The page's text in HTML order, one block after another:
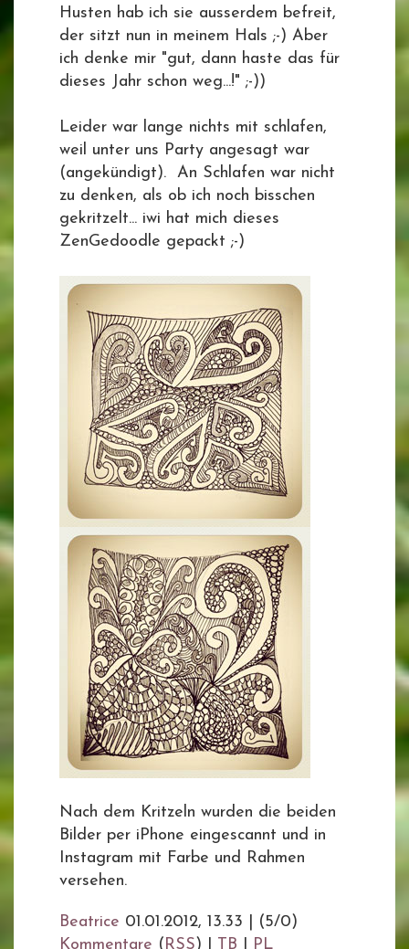
Husten hab ich sie ausserdem befreit,
der sitzt nun in meinem Hals ;-) Aber
ich denke mir "gut, dann haste das für
dieses Jahr schon weg...!" ;-))
Leider war lange nichts mit schlafen,
weil unter uns Party angesagt war
(angekündigt). An Schlafen war nicht
zu denken, als ob ich noch bisschen
gekritzelt... iwi hat mich dieses
ZenGedoodle gepackt ;-)
Nach dem Kritzeln wurden die beiden
Bilder per iPhone eingescannt und in
Instagram mit Farbe und Rahmen
versehen.
Beatrice 01.01.2012, 13.33
(5/0)
Kommentare ( RSS) | TB PL